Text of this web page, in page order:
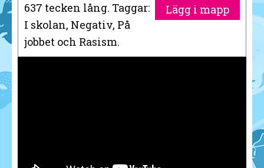
Lägg i mapp
637 tecken lång. Taggar:
I skolan, Negativ, På
jobbet och Rasism.